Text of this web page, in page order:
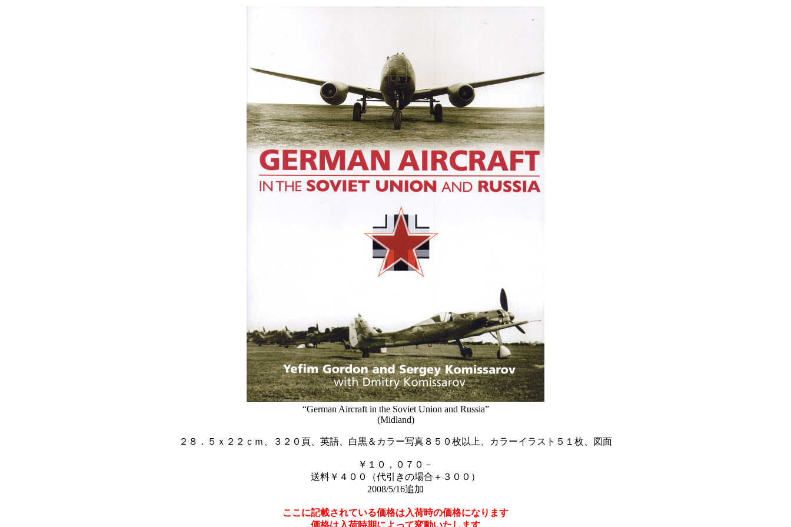
“German Aircraft in the Soviet Union and Russia”
(Midland)
２８．５ｘ２２ｃｍ、３２０頁、英語、白黒＆カラー写真８５０枚以上、カラーイラスト５１枚、図面
￥１０，０７０－
送料￥４００（代引きの場合＋３００）
2008/5/16追加
ここに記載されている価格は入荷時の価格になります
価格は入荷時期によって変動いたします